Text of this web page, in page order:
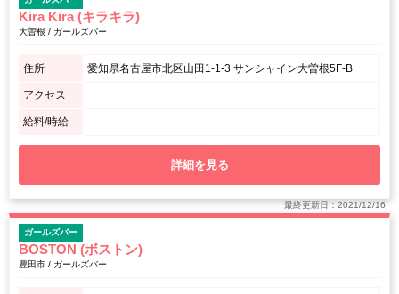
Kira Kira (キラキラ)
大曽根 / ガールズバー
住所 愛知県名古屋市北区山田1-1-3 サンシャイン大曽根5F-B
アクセス
給料/時給
詳細を見る
最終更新日：2021/12/16
ガールズバー
BOSTON (ボストン)
豊田市 / ガールズバー